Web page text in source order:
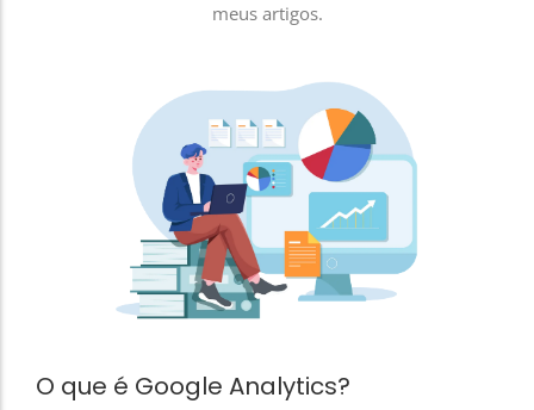
meus artigos.
O que é Google Analytics?